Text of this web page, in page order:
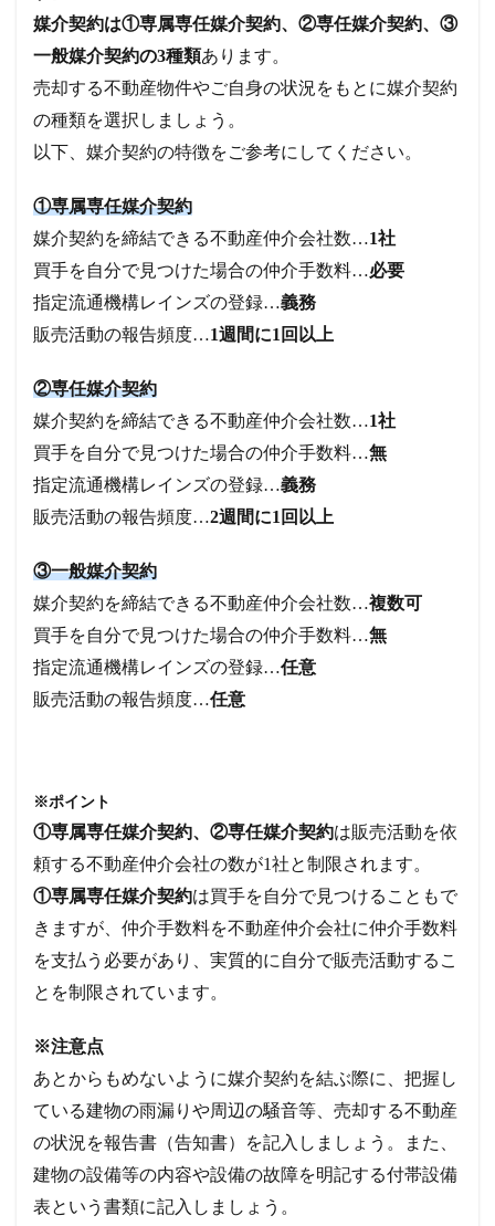
媒介契約は①専属専任媒介契約、②専任媒介契約、③
一般媒介契約の3種類あります。
売却する不動産物件やご自身の状況をもとに媒介契約
の種類を選択しましょう。
以下、媒介契約の特徴をご参考にしてください。
①専属専任媒介契約
媒介契約を締結できる不動産仲介会社数…1社
買手を自分で見つけた場合の仲介手数料…必要
指定流通機構レインズの登録…義務
販売活動の報告頻度…1週間に1回以上
②専任媒介契約
媒介契約を締結できる不動産仲介会社数…1社
買手を自分で見つけた場合の仲介手数料…無
指定流通機構レインズの登録…義務
販売活動の報告頻度…2週間に1回以上
③一般媒介契約
媒介契約を締結できる不動産仲介会社数…複数可
買手を自分で見つけた場合の仲介手数料…無
指定流通機構レインズの登録…任意
販売活動の報告頻度…任意
※ポイント
①専属専任媒介契約、②専任媒介契約は販売活動を依
頼する不動産仲介会社の数が1社と制限されます。
①専属専任媒介契約は買手を自分で見つけることもで
きますが、仲介手数料を不動産仲介会社に仲介手数料
を支払う必要があり、実質的に自分で販売活動するこ
とを制限されています。
※注意点
あとからもめないように媒介契約を結ぶ際に、把握し
ている建物の雨漏りや周辺の騒音等、売却する不動産
の状況を報告書（告知書）を記入しましょう。また、
建物の設備等の内容や設備の故障を明記する付帯設備
表という書類に記入しましょう。